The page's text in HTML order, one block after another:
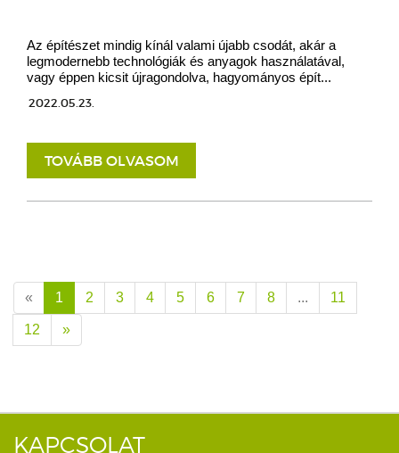
Az építészet mindig kínál valami újabb csodát, akár a
legmodernebb technológiák és anyagok használatával,
vagy éppen kicsit újragondolva, hagyományos épít...
2022.05.23.
TOVÁBB OLVASOM
« 1 2 3 4 5 6 7 8 ... 11
12 »
KAPCSOLAT